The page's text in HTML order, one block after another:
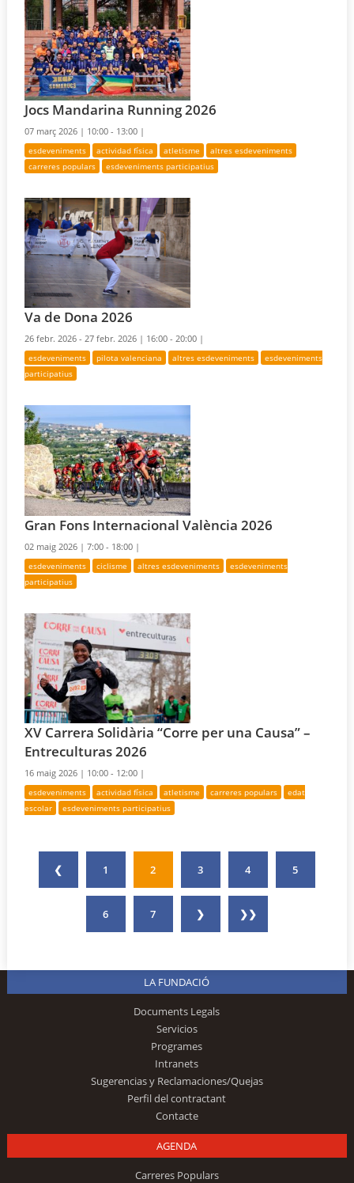
Jocs Mandarina Running 2026
07 març 2026 | 10:00 - 13:00 |
esdeveniments actividad física atletisme
altres esdeveniments
carreres populars
esdeveniments participatius
Va de Dona 2026
26 febr. 2026 - 27 febr. 2026 | 16:00 - 20:00 |
esdeveniments pilota valenciana altres esdeveniments
esdeveniments
participatius
Gran Fons Internacional València 2026
02 maig 2026 |7:00 - 18:00 |
esdeveniments ciclisme altres esdeveniments
esdeveniments
participatius
XV Carrera Solidària “Corre per una Causa” –
Entreculturas 2026
16 maig 2026 | 10:00 - 12:00 |
esdeveniments actividad física atletisme carreres populars
edat
escolar
esdeveniments participatius
❮ 1 2 3 4 5
6 7 ❯ ❯❯
LA FUNDACIÓ
Documents Legals
Servicios
Programes
Intranets
Sugerencias y Reclamaciones/Quejas
Perfil del contractant
Contacte
AGENDA
Carreres Populars